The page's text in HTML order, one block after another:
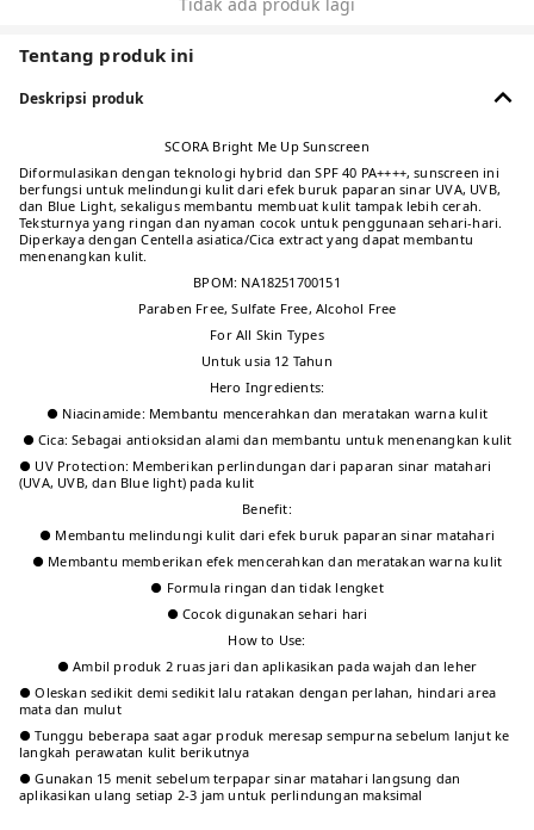
Tidak ada produk lagi
Tentang produk ini
Deskripsi produk
SCORA Bright Me Up Sunscreen
Diformulasikan dengan teknologi hybrid dan SPF 40 PA++++, sunscreen ini
berfungsi untuk melindungi kulit dari efek buruk paparan sinar UVA, UVB,
dan Blue Light, sekaligus membantu membuat kulit tampak lebih cerah.
Teksturnya yang ringan dan nyaman cocok untuk penggunaan sehari-hari.
Diperkaya dengan Centella asiatica/Cica extract yang dapat membantu
menenangkan kulit.
BPOM: NA18251700151
Paraben Free, Sulfate Free, Alcohol Free
For All Skin Types
Untuk usia 12 Tahun
Hero Ingredients:
● Niacinamide: Membantu mencerahkan dan meratakan warna kulit
● Cica: Sebagai antioksidan alami dan membantu untuk menenangkan kulit
● UV Protection: Memberikan perlindungan dari paparan sinar matahari
(UVA, UVB, dan Blue light) pada kulit
Benefit:
● Membantu melindungi kulit dari efek buruk paparan sinar matahari
● Membantu memberikan efek mencerahkan dan meratakan warna kulit
● Formula ringan dan tidak lengket
● Cocok digunakan sehari hari
How to Use:
● Ambil produk 2 ruas jari dan aplikasikan pada wajah dan leher
● Oleskan sedikit demi sedikit lalu ratakan dengan perlahan, hindari area
mata dan mulut
● Tunggu beberapa saat agar produk meresap sempurna sebelum lanjut ke
langkah perawatan kulit berikutnya
● Gunakan 15 menit sebelum terpapar sinar matahari langsung dan
aplikasikan ulang setiap 2-3 jam untuk perlindungan maksimal